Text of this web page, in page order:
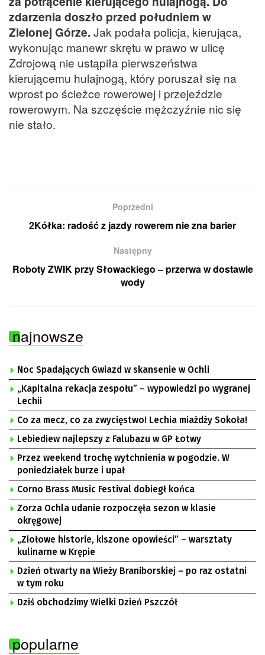
zdarzenia doszło przed południem w
Zielonej Górze. Jak podała policja, kierująca,
wykonując manewr skrętu w prawo w ulicę
Zdrojową nie ustąpiła pierwszeństwa
kierującemu hulajnogą, który poruszał się na
wprost po ścieżce rowerowej i przejeździe
rowerowym. Na szczęście mężczyźnie nic się
nie stało.
Poprzedni
2Kółka: radość z jazdy rowerem nie zna barier
Następny
Roboty ZWIK przy Słowackiego – przerwa w dostawie
wody
najnowsze
Noc Spadających Gwiazd w skansenie w Ochli
„Kapitalna rekacja zespołu” – wypowiedzi po wygranej
Lechii
Co za mecz, co za zwycięstwo! Lechia miażdży Sokoła!
Lebiediew najlepszy z Falubazu w GP Łotwy
Przez weekend trochę wytchnienia w pogodzie. W
poniedziałek burze i upał
Corno Brass Music Festival dobiegł końca
Zorza Ochla udanie rozpoczęła sezon w klasie
okręgowej
„Ziołowe historie, kiszone opowieści” – warsztaty
kulinarne w Krępie
Dzień otwarty na Wieży Braniborskiej – po raz ostatni
w tym roku
Dziś obchodzimy Wielki Dzień Pszczół
popularne